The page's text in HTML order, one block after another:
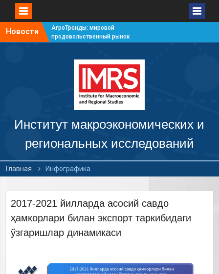
Новости
АгроТренды: мировой
продовольственный рынок
продовольственный рынок
АгроТренды: мировой
продовольственный рынок
АгроТренды: мировой
#4
Институт макроэкономических и
региональных исследований
Главная Инфографика
2017-2021 йилларда асосий савдо
ҳамкорлари билан экспорт таркибидаги
ўзгаришлар динамикаси